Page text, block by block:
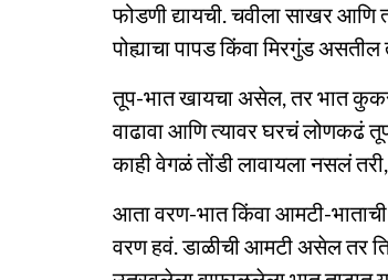
फोडणी द्यायची. चवीला साखर
पोह्याचा पापड किंवा मिरगुंड असतील
तूप-भात खायचा असेल, तर भात
वाढावा आणि त्यावर घरचं लोणकढं
काही वेगळं तोंडी लावायला नसलं
आता वरण-भात किंवा आमटी-
वरण हवं. डाळीची आमटी असेल तर